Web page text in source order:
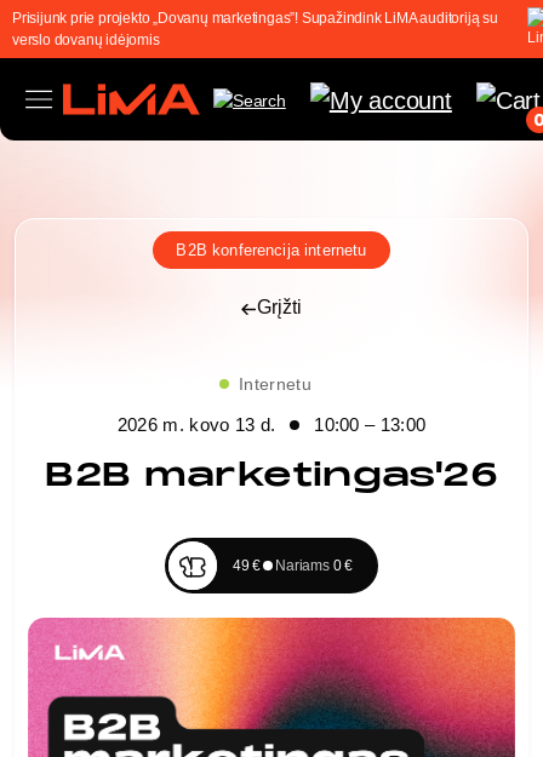
Prisijunk prie projekto „Dovanų marketingas”! Supažindink LiMA auditoriją su
verslo dovanų idėjomis
B2B konferencija internetu
Grįžti
Internetu
2026 m. kovo 13 d. 10:00 – 13:00
B2B marketingas'26
49 € Nariams0 €